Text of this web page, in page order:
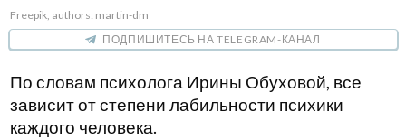
Freepik, authors: martin-dm
ПОДПИШИТЕСЬ НА TELEGRAM-КАНАЛ
По словам психолога Ирины Обуховой, все
зависит от степени лабильности психики
каждого человека.